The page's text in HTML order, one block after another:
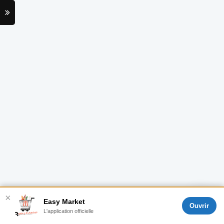
× Easy Market
L'application officielle
Ouvrir